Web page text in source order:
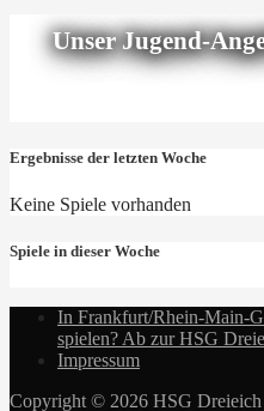
Unser Jugend-
Ergebnisse der letzten Woche
Keine Spiele vorhanden
Spiele in dieser Woche
In Frankfurt/Rhein-Main-
spielen? Ab zur HSG
Impressum
Copyright © 2026 HSG Dreieich